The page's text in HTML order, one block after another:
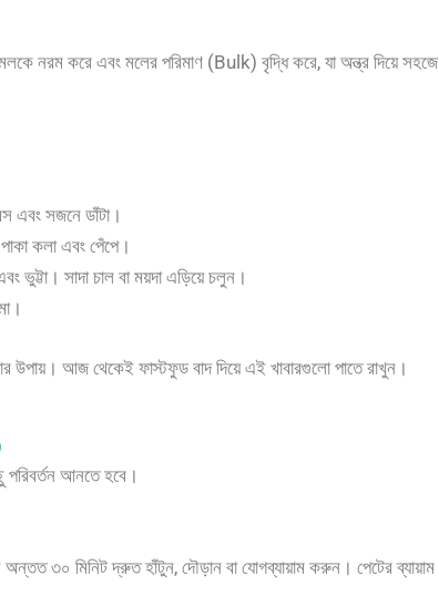
নরম করে এবং মলের পরিমাণ (Bulk) বৃদ্ধি করে, যা অন্ত্র দিয়ে সহজে
এবং সজনে ডাঁটা।
কলা এবং পেঁপে।
ভুট্টা। সাদা চাল বা ময়দা এড়িয়ে চলুন।
উপায়। আজ থেকেই ফাস্টফুড বাদ দিয়ে এই খাবারগুলো পাতে রাখুন।
পরিবর্তন আনতে হবে।
৩০ মিনিট দ্রুত হাঁটুন, দৌড়ান বা যোগব্যায়াম করুন। পেটের ব্যায়াম